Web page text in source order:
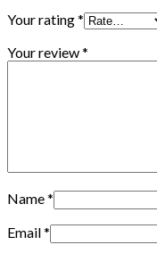
Your rating*
Your review*
Name*
Email*